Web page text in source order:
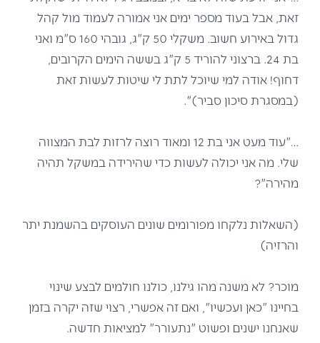
זאת, אבל בעוד מספר ימים אני אמורה לעמוד מול קהל
גדול באירוע חשוב. משקלי 50 ק"ג, גובהי 160 ס"מ ואני
בת 24. ברצוני להוריד 5 ק"ג בששה הימים הקרובים,
דחוף! אודה למי שיוכל לתת לי שיטות לעשות זאת
(במסגרת סיכון סביר)".
…"עוד מעט אני בת 12 ומאוד רוצה לרזות לבת המצווה
שלי. מה אני יכולה לעשות כדי שהירידה במשקל תהיה
מהירה"?
(השאלות נלקחו מפורומים שונים העוסקים בהשמנת יתר
והרזיה)
מוכר? לא משנה מהו גילנו, כולנו חולמים לבצע שינוי
בחיינו "כאן ועכשיו", ואם זה אפשרי, רצוי שזה יקרה בזמן
שאנחנו ישנים ופשוט "נתעורר" למציאות חדשה.